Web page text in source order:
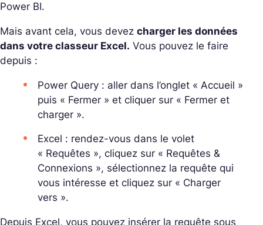
Power BI.
Mais avant cela, vous devez charger les données
dans votre classeur Excel. Vous pouvez le faire
depuis :
Power Query : aller dans l’onglet « Accueil »
puis « Fermer » et cliquer sur « Fermer et
charger ».
Excel : rendez-vous dans le volet
« Requêtes », cliquez sur « Requêtes &
Connexions », sélectionnez la requête qui
vous intéresse et cliquez sur « Charger
vers ».
Depuis Excel, vous pouvez insérer la requête sous